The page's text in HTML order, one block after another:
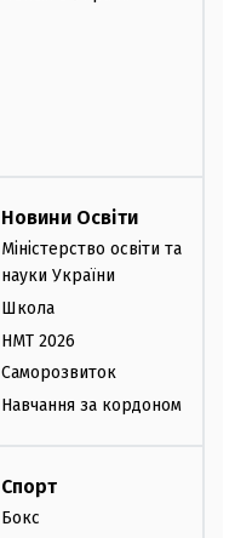
Новини Освіти
Міністерство освіти та
науки України
Школа
НМТ 2026
Саморозвиток
Навчання за кордоном
Спорт
Бокс